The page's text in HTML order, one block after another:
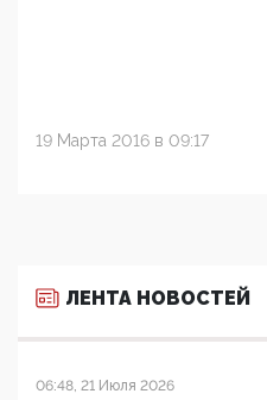
19 Марта 2016 в 09:17
ЛЕНТА НОВОСТЕЙ
06:48, 21 Июля 2026